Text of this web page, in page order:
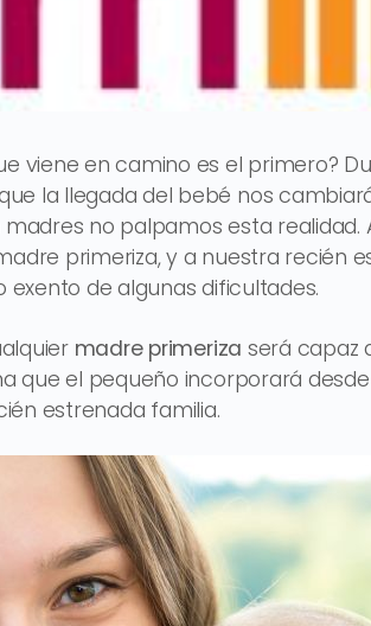
viene en camino es el primero?
la llegada del bebé nos
no palpamos esta realidad.
primeriza, y a nuestra recién
de algunas dificultades.
madre primeriza será capaz
que el pequeño incorporará
estrenada familia.